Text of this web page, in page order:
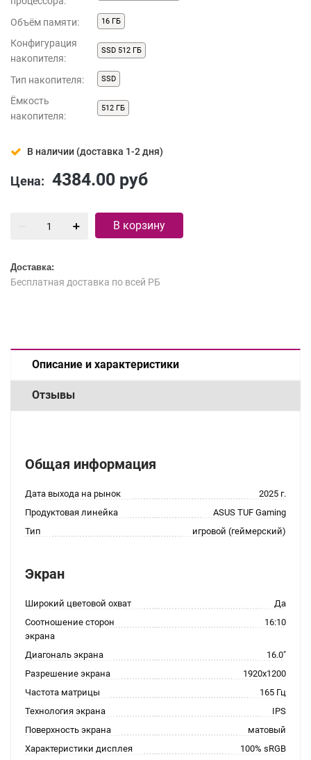
Объём памяти: 16 ГБ
Конфигурация
накопителя:
SSD 512 ГБ
Тип накопителя: SSD
Ёмкость
накопителя:
512 ГБ
В наличии (доставка 1-2 дня)
Цена: 4384.00 руб
В корзину
Доставка:
Бесплатная доставка по всей РБ
Описание и характеристики
Отзывы
Общая информация
Дата выхода на рынок
2025 г.
Продуктовая линейка
ASUS TUF Gaming
Тип
игровой (геймерский)
Экран
Широкий цветовой охват
Да
Соотношение сторон
экрана
16:10
Диагональ экрана
16.0"
Разрешение экрана
1920x1200
Частота матрицы
165 Гц
Технология экрана
IPS
Поверхность экрана
матовый
Характеристики дисплея
100% sRGB